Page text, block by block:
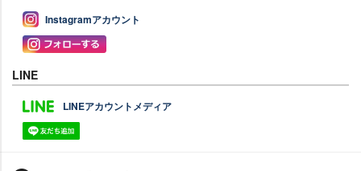
Instagramアカウント
LINE
LINEアカウントメディア